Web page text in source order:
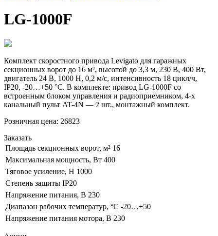
LG-1000F
Комплект скоростного привода Levigato для гаражных
секционных ворот до 16 м², высотой до 3,3 м, 230 В, 400 Вт,
двигатель 24 В, 1000 Н, 0,2 м/с, интенсивность 18 цикл/ч,
IP20, -20…+50 °С. В комплекте: привод LG-1000F со
встроенным блоком управления и радиоприемником, 4-х
канальный пульт AT-4N — 2 шт., монтажный комплект.
Розничная цена: 26823
Заказать
Площадь секционных ворот, м² 16
Максимальная мощность, Вт 400
Тяговое усиление, Н 1000
Степень защиты IP20
Напряжение питания, В 230
Диапазон рабочих температур, °С -20…+50
Напряжение питания мотора, В 230